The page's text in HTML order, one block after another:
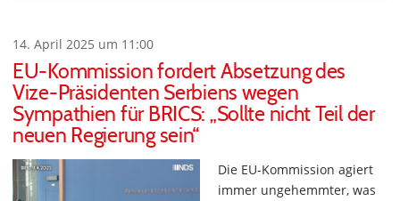
14. April 2025 um 11:00
EU-Kommission fordert Absetzung des
Vize-Präsidenten Serbiens wegen
Sympathien für BRICS: „Sollte nicht Teil der
neuen Regierung sein“
Die EU-Kommission agiert
immer ungehemmter, was